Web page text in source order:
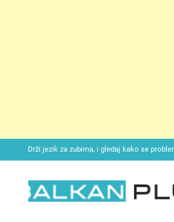
Drži jezik za zubima, i gledaj kako se
SIROMAŠNI DJEČAK VRATIO JE TENISICE MOGA
SAM ČAŠU: BIO JE SIN